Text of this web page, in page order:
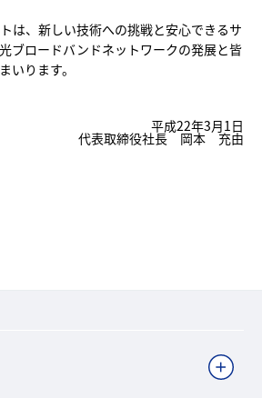
は、新しい技術への挑戦と安心できるサ
ブロードバンドネットワークの発展と皆
いります。
平成22年3月1日
代表取締役社長 岡本 充由